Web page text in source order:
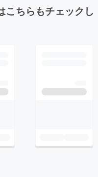
こちらもチェックし